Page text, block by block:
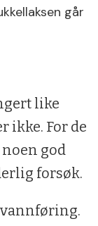
går
like
ikke. For de
god
forsøk.